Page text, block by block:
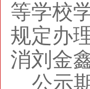
等学校
规定办
消刘金
公示